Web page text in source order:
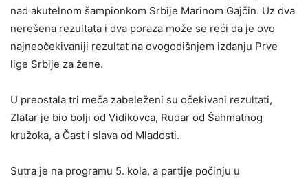
nad akutelnom šampionkom Srbije Marinom Gajčin. Uz dva
nerešena rezultata i dva poraza može se reći da je ovo
najneočekivaniji rezultat na ovogodišnjem izdanju Prve
lige Srbije za žene.
U preostala tri meča zabeleženi su očekivani rezultati,
Zlatar je bio bolji od Vidikovca, Rudar od Šahmatnog
kružoka, a Čast i slava od Mladosti.
Sutra je na programu 5. kola, a partije počinju u